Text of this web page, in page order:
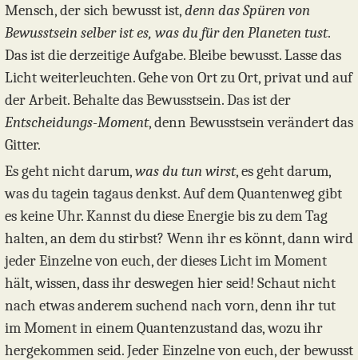
Mensch, der sich bewusst ist,denn das Spüren von
Bewusstsein selber ist es, was du für den Planeten tust.
Das ist die derzeitige Aufgabe. Bleibe bewusst. Lasse das
Licht weiterleuchten. Gehe von Ort zu Ort, privat und auf
der Arbeit. Behalte das Bewusstsein. Das ist der
Entscheidungs-Moment, denn Bewusstsein verändert das
Gitter.
Es geht nicht darum,was du tun wirst, es geht darum,
was du tagein tagaus denkst. Auf dem Quantenweg gibt
es keine Uhr. Kannst du diese Energie bis zu dem Tag
halten, an dem du stirbst? Wenn ihr es könnt, dann wird
jeder Einzelne von euch, der dieses Licht im Moment
hält, wissen, dass ihr deswegen hier seid! Schaut nicht
nach etwas anderem suchend nach vorn, denn ihr tut
im Moment in einem Quantenzustand das, wozu ihr
hergekommen seid. Jeder Einzelne von euch, der bewusst